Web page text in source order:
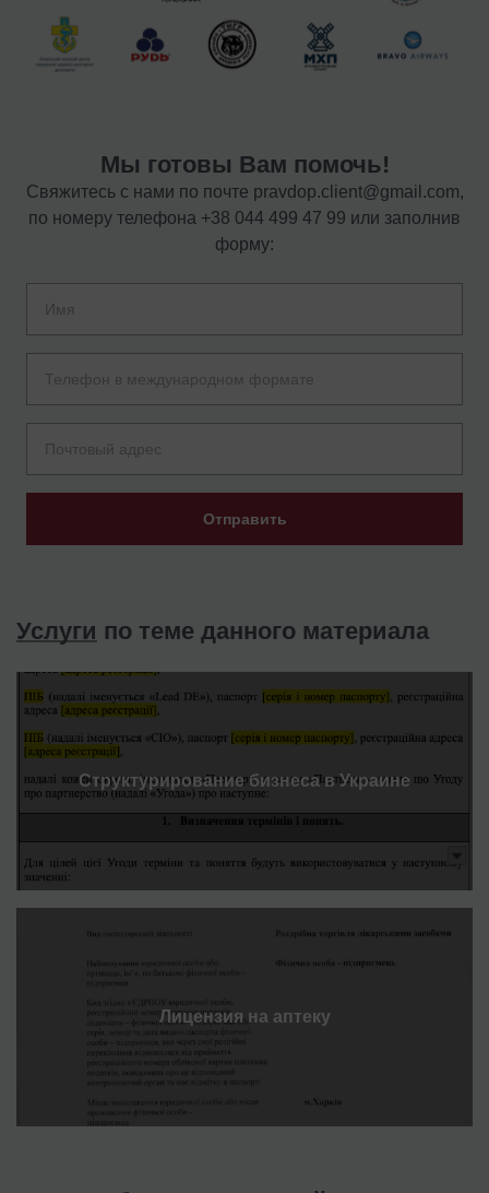
Мы готовы Вам помочь!
Свяжитесь с нами по почте pravdop.client@gmail.com,
по номеру телефона +38 044 499 47 99 или заполнив
форму:
Отправить
Услуги по теме данного материала
Структурирование бизнеса в Украине
Лицензия на аптеку